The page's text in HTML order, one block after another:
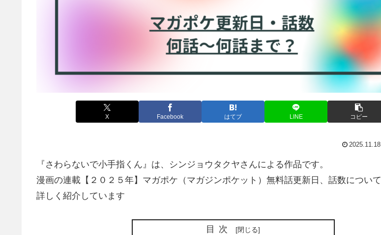
X Facebook はてブ LINE コピー
2025.11.18
『さわらないで小手指くん』は、シンジョウタクヤさんによる作品です。
漫画の連載【２０２５年】マガポケ（マガジンポケット）無料話更新日、話数について
詳しく紹介しています
目次